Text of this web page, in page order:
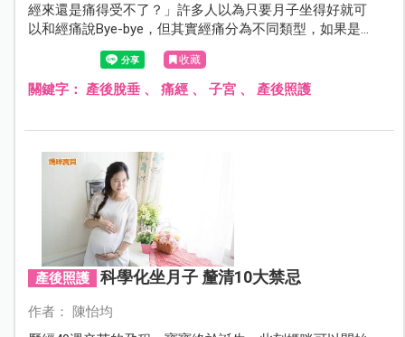
經來還是痛得受不了？」許多人以為只要月子坐得好就可
以和經痛說Bye-bye，但其實經痛分為不同類型，如果是繼
發性痛經，就必須徹底根除子宮內病灶才能改善痛經症
狀。此外，產後若沒有妥善護理，頻頻久站、彎腰、下蹲
或搬提重物，就可能在老化前提早出現骨盆底器官脫垂。
收藏
關鍵字： 產後脫垂、 痛經、 子宮、 產後照護
產後照護 科學化坐月子 釐清10大禁忌
作者： 陳怡均